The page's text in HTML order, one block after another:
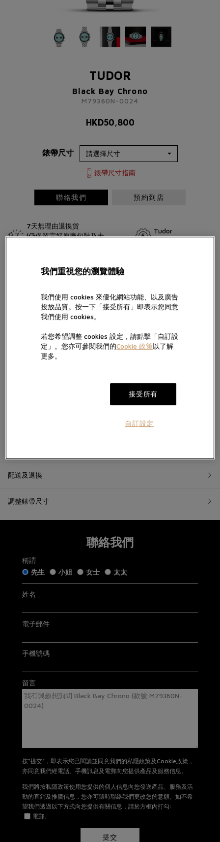
TUDOR
Black Bay Chrono
M79360N-0024
HKD50,800
錶帶尺寸
錶帶尺寸指南
聯絡我們 預約到店
7天無理由退換貨
(仍保留完好原廠包裝及未
Tudor
五年保用證
帝舵表曾推出Black Bay Chrono精鋼款腕表以紀念首款帝舵計時腕
錶面世五十週年。錶殼經重新演繹，並提供兩種錶面設計，並配備
錶款搭配三鏈節或五鏈節錶帶，均配備「T-fit」帶扣。
加入願望清單
TUDOR
Black Bay Chrono
HKD50,800
+852 2192 3123
請完成以下表格
小姐 女士 太太
按“提交”，即表示您已閱讀並同意我們的私隱政策及Cookie政策，亦
同意我們經電話、手機訊息及電郵向您提供產品及服務信息。
我們將按私隱政策使用您提供的個人信息向您發送產品、服務及活動
的直銷及推廣信息，您亦可隨時聯絡我們更改您的意願。如不希望我
們透過以下方式向您提供有關信息，請於方框內打勾:
電郵。
五年保用證
如果您希望退換貨，請在收到貨品日起計7天內提交退換貨申請
或聯繫我們的客戶服務。所有退回商品都必須處於「原銷售狀
「原銷售狀態」是指貨品：
未曾佩戴、使用或修改，仍保持銷售時的狀態；及
無任何程度損毁。
電郵:watch@chowsangsang.com
電話:+852 2192 3123
有關退貨及換貨詳情，請按此。
配送及退換
調整錶帶尺寸
聯絡我們
稱謂
先生
小姐 女士 太太
姓名
電子郵件
手機號碼
留言
按“提交”，即表示您已閱讀並同意我們的私隱政策及Cookie政策，
亦同意我們經電話、手機訊息及電郵向您提供產品及服務信息。
我們將按私隱政策使用您提供的個人信息向您發送產品、服務及活
動的直銷及推廣信息，您亦可隨時聯絡我們更改您的意願。如不希
望我們透過以下方式向您提供有關信息，請於方框內打勾:
電郵。
提交
我們重視您的瀏覽體驗
我們使用 cookies 來優化網站功能、以及廣告
投放品質。按一下「接受所有」即表示您同意
我們使用 cookies。
若您希望調整 cookies 設定，請點擊「自訂設
定」。您亦可參閱我們的Cookie 政策以了解
更多。
接受所有
自訂設定